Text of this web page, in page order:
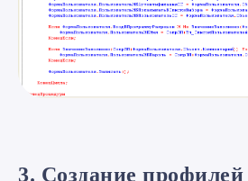
3. Создание профилей